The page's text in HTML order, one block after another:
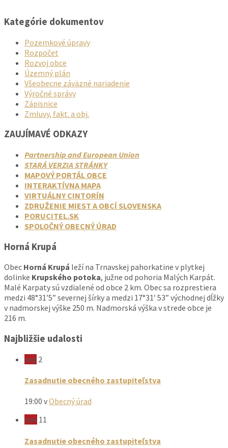
Kategórie dokumentov
Pozemkové úpravy
Rozpočet
Rozvoj obce
Územný plán
Všeobecne záväzné nariadenie
Výročné správy
Zápisnice
Zmluvy, fakt. a obj.
ZAUJÍMAVÉ ODKAZY
Partnership and European Union
STARÁ VERZIA STRÁNKY
MAPOVÝ PORTÁL OBCE
INTERAKTÍVNA MAPA
VIRTUÁLNY CINTORÍN
ZDRUŽENIE MIEST A OBCÍ SLOVENSKA
PORUCITEL.SK
SPOLOČNÝ OBECNÝ ÚRAD
Horná Krupá
Obec Horná Krupá leží na Trnavskej pahorkatine v plytkej
dolinke Krupského potoka, južne od pohoria Malých Karpát.
Malé Karpaty sú vzdialené od obce 2 km. Obec sa rozprestiera
medzi 48°31’5” severnej šírky a medzi 17°31′ 53” východnej dĺžky
v nadmorskej výške 250 m. Nadmorská výška v strede obce je
216 m.
Najbližšie udalosti
sep 2
Zasadnutie obecného zastupiteľstva
19:00 vObecný úrad
nov 11
Zasadnutie obecného zastupiteľstva